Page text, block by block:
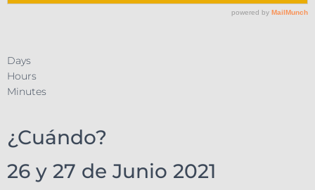
Days
Hours
Minutes
¿Cuándo?
26 y 27 de Junio 2021